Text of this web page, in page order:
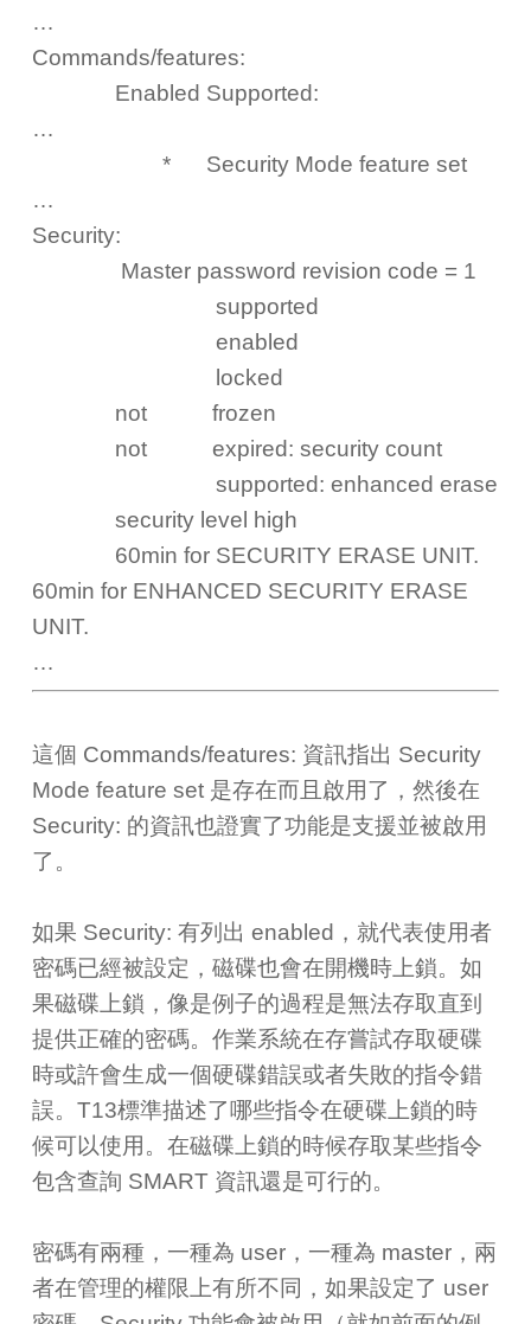
…
Commands/features:
Enabled Supported:
…
* Security Mode feature set
…
Security:
Master password revision code = 1
supported
enabled
locked
not frozen
not expired: security count
supported: enhanced erase
security level high
60min for SECURITY ERASE UNIT.
60min for ENHANCED SECURITY ERASE
UNIT.
…
這個 Commands/features: 資訊指出 Security
Mode feature set 是存在而且啟用了，然後在
Security: 的資訊也證實了功能是支援並被啟用
了。
如果 Security: 有列出 enabled，就代表使用者
密碼已經被設定，磁碟也會在開機時上鎖。如
果磁碟上鎖，像是例子的過程是無法存取直到
提供正確的密碼。作業系統在存嘗試存取硬碟
時或許會生成一個硬碟錯誤或者失敗的指令錯
誤。T13標準描述了哪些指令在硬碟上鎖的時
候可以使用。在磁碟上鎖的時候存取某些指令
包含查詢 SMART 資訊還是可行的。
密碼有兩種，一種為 user，一種為 master，兩
者在管理的權限上有所不同，如果設定了 user